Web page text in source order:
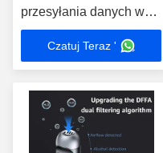
przesyłania danych w
zakresie 0-400 mg/100
Czatuj Teraz '